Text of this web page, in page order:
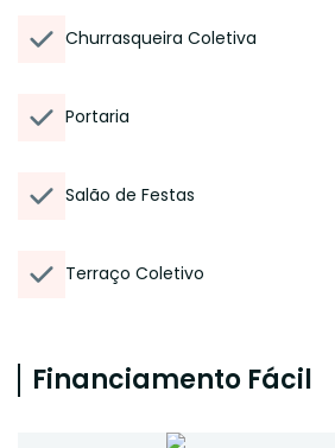
Churrasqueira Coletiva
Portaria
Salão de Festas
Terraço Coletivo
Financiamento Fácil